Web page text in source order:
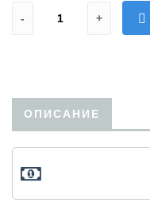
- +
ОПИСАНИЕ